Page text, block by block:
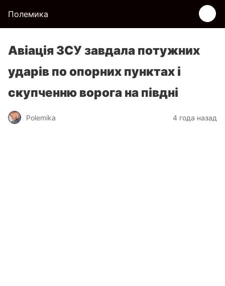
Полемика
Авіація ЗСУ завдала потужних
ударів по опорних пунктах і
скупченню ворога на півдні
Polemika 4 года назад